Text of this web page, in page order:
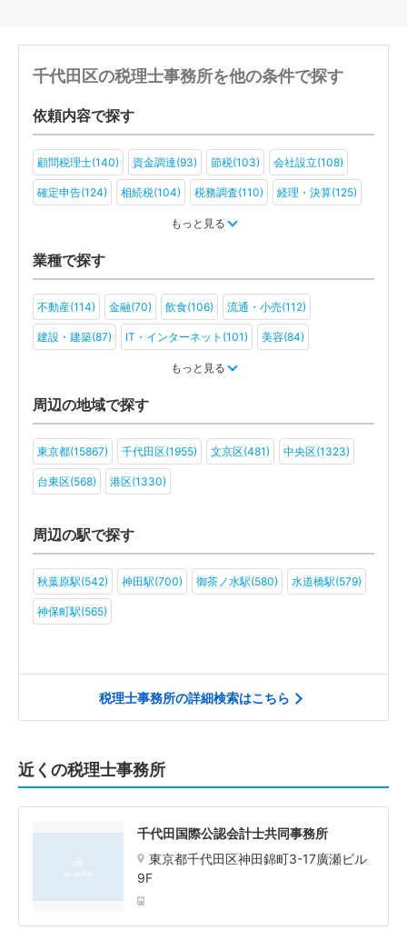
千代田区の税理士事務所を他の条件で探す
依頼内容で探す
顧問税理士(140) 資金調達(93) 節税(103) 会社設立(108)
確定申告(124) 相続税(104) 税務調査(110) 経理・決算(125)
もっと見る
業種で探す
不動産(114) 金融(70) 飲食(106) 流通・小売(112)
建設・建築(87) IT・インターネット(101) 美容(84)
教育(74)
旅行・ホテル(74) アミューズメント・レジャー(61)
ファンド(38) 社会福祉法人(26) 医療法人(63) ＮＰＯ法人(40)
学校法人(27) 一般社団法人(57) その他(46)
もっと見る
周辺の地域で探す
東京都(15867) 千代田区(1955) 文京区(481) 中央区(1323)
台東区(568) 港区(1330)
周辺の駅で探す
秋葉原駅(542) 神田駅(700) 御茶ノ水駅(580) 水道橋駅(579)
神保町駅(565)
税理士事務所の詳細検索はこちら
近くの税理士事務所
千代田国際公認会計士共同事務所
東京都千代田区神田錦町3-17廣瀬ビル
9F